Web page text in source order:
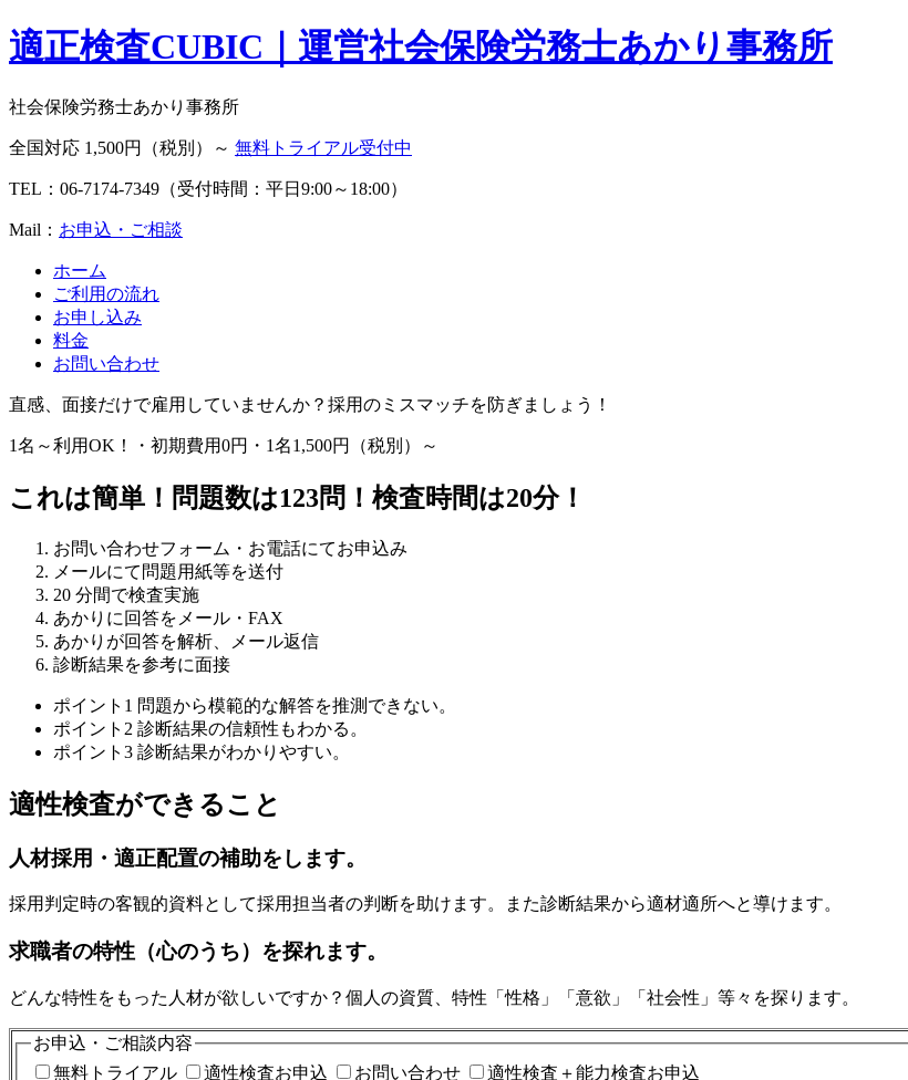
適正検査CUBIC｜運営社会保険労務士あかり事務所
社会保険労務士あかり事務所
全国対応 1,500円（税別）～ 無料トライアル受付中
TEL：06-7174-7349（受付時間：平日9:00～18:00）
Mail： お申込・ご相談
ホーム
ご利用の流れ
お申し込み
料金
お問い合わせ
直感、面接だけで雇用していませんか？採用のミスマッチを防ぎましょう！
1名～利用OK！・初期費用0円・1名1,500円（税別）～
これは簡単！問題数は123問！検査時間は20分！
お問い合わせフォーム・お電話にてお申込み
メールにて問題用紙等を送付
20 分間で検査実施
あかりに回答をメール・FAX
あかりが回答を解析、メール返信
診断結果を参考に面接
ポイント1 問題から模範的な解答を推測できない。
ポイント2 診断結果の信頼性もわかる。
ポイント3 診断結果がわかりやすい。
適性検査ができること
人材採用・適正配置の補助をします。
採用判定時の客観的資料として採用担当者の判断を助けます。また診断結果から適材適所へと導けます。
求職者の特性（心のうち）を探れます。
どんな特性をもった人材が欲しいですか？個人の資質、特性「性格」「意欲」「社会性」等々を探ります。
お申込・ご相談内容
無料トライアル
適性検査お申込 お問い合わせ
適性検査＋能力検査お申込